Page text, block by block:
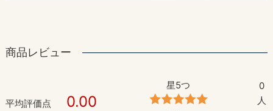
商品レビュー
平均評価点 0.00
星5つ
0
人